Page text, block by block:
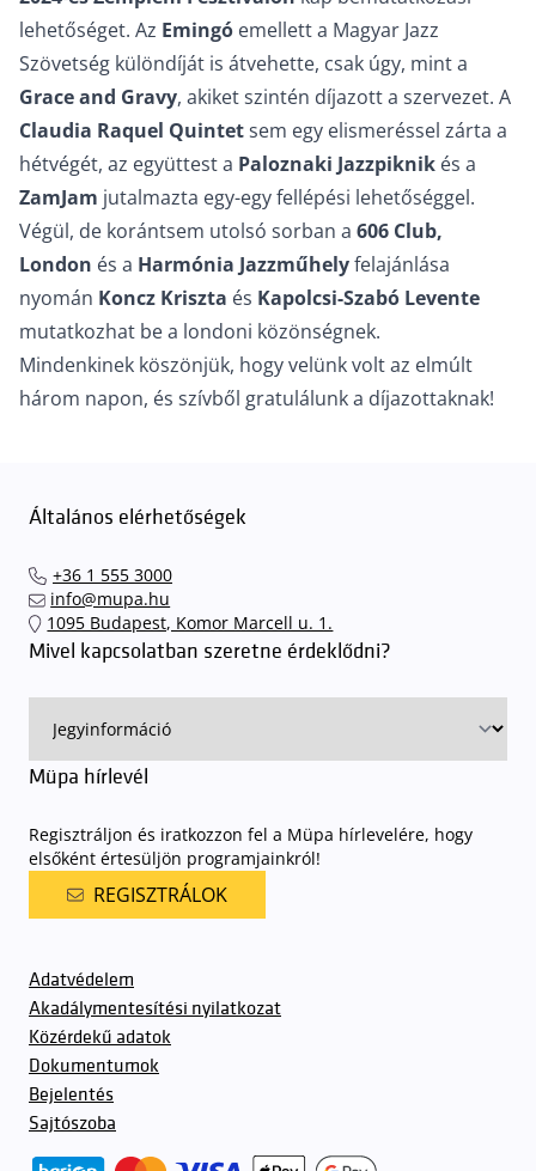
lehetőséget. Az Emingó emellett a Magyar Jazz
Szövetség különdíját is átvehette, csak úgy, mint a
Grace and Gravy, akiket szintén díjazott a szervezet. A
Claudia Raquel Quintetsem egy elismeréssel zárta a
hétvégét, az együttest a Paloznaki Jazzpiknik és a
ZamJam jutalmazta egy-egy fellépési lehetőséggel.
Végül, de korántsem utolsó sorban a 606 Club,
London és a Harmónia Jazzműhelyfelajánlása
nyomán Koncz Kriszta és Kapolcsi-Szabó Levente
mutatkozhat be a londoni közönségnek.
Mindenkinek köszönjük, hogy velünk volt az elmúlt
három napon, és szívből gratulálunk a díjazottaknak!
Általános elérhetőségek
+36 1 555 3000
info@mupa.hu
1095 Budapest, Komor Marcell u. 1.
Mivel kapcsolatban szeretne érdeklődni?
Müpa hírlevél
Regisztráljon és iratkozzon fel a Müpa hírlevelére, hogy
elsőként értesüljön programjainkról!
REGISZTRÁLOK
Adatvédelem
Akadálymentesítési nyilatkozat
Közérdekű adatok
Dokumentumok
Bejelentés
Sajtószoba